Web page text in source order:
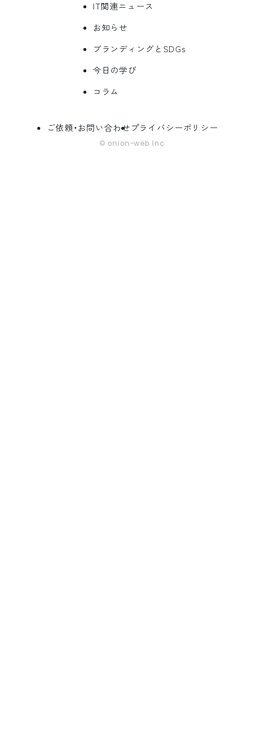
IT関連ニュース
お知らせ
ブランディングとSDGs
今日の学び
コラム
ご依頼・お問い合わせ プライバシーポリシー
© onion-web Inc.